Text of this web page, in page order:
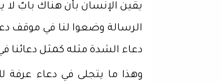
يقين الإنسان بأن هناك بابٌ
الرسالة وضعوا لنا في موقف
دعاء الشدة مثله كمثل دعائنا
وهذا ما يتجلى في دعاء عرفة